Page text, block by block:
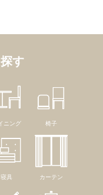
す
ニング 椅子
寝具 カーテン